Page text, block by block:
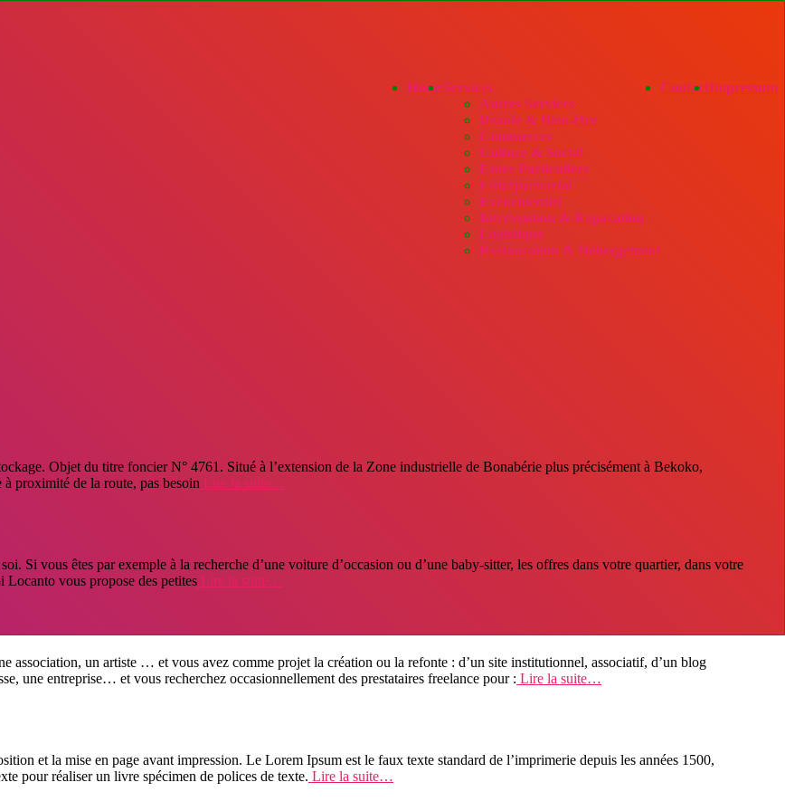
HomeServices
Autres Services
Beauté & Bien-être
Commerces
Culture & Social
Entre Particuliers
Entreprenariat
Evènementiel
Intervention & Reparation
Logistique
Restauration & Hébergement
ContactImpressum
Objet du titre foncier N° 4761. Situé à l’extension de la Zone industrielle de Bonabérie plus précisément à Bekoko,
proximité de la route, pas besoin Lire la suite…
Si vous êtes par exemple à la recherche d’une voiture d’occasion ou d’une baby-sitter, les offres dans votre quartier, dans votre
vous propose des petites Lire la suite…
un artiste … et vous avez comme projet la création ou la refonte : d’un site institutionnel, associatif, d’un blog
une entreprise… et vous recherchez occasionnellement des prestataires freelance pour : Lire la suite…
et la mise en page avant impression. Le Lorem Ipsum est le faux texte standard de l’imprimerie depuis les années 1500,
pour réaliser un livre spécimen de polices de texte. Lire la suite…